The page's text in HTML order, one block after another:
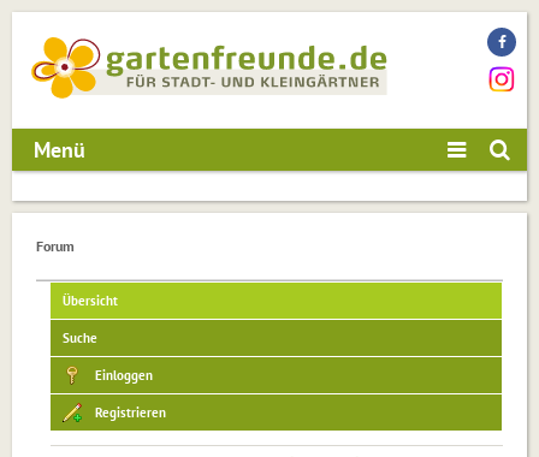
Menü
Forum
Übersicht
Suche
Einloggen
Registrieren